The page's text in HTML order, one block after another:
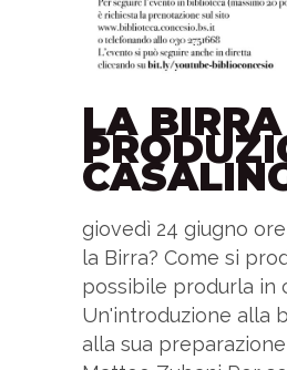
LA
giovedì 24 giugno ore
la Birra? Come si
possibile produrla in
Un'introduzione alla
alla sua